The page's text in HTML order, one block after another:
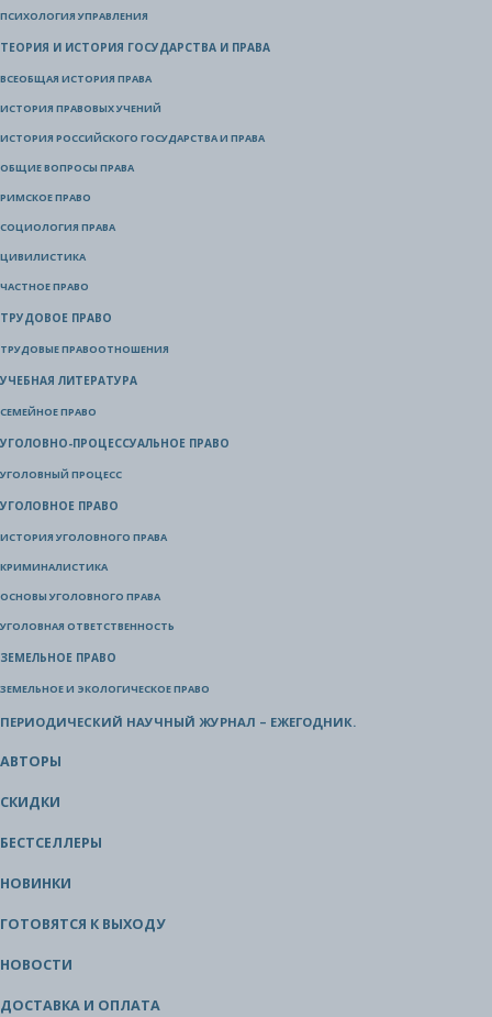
ПСИХОЛОГИЯ УПРАВЛЕНИЯ
ТЕОРИЯ И ИСТОРИЯ ГОСУДАРСТВА И ПРАВА
ВСЕОБЩАЯ ИСТОРИЯ ПРАВА
ИСТОРИЯ ПРАВОВЫХ УЧЕНИЙ
ИСТОРИЯ РОССИЙСКОГО ГОСУДАРСТВА И ПРАВА
ОБЩИЕ ВОПРОСЫ ПРАВА
РИМСКОЕ ПРАВО
СОЦИОЛОГИЯ ПРАВА
ЦИВИЛИСТИКА
ЧАСТНОЕ ПРАВО
ТРУДОВОЕ ПРАВО
ТРУДОВЫЕ ПРАВООТНОШЕНИЯ
УЧЕБНАЯ ЛИТЕРАТУРА
СЕМЕЙНОЕ ПРАВО
УГОЛОВНО-ПРОЦЕССУАЛЬНОЕ ПРАВО
УГОЛОВНЫЙ ПРОЦЕСС
УГОЛОВНОЕ ПРАВО
ИСТОРИЯ УГОЛОВНОГО ПРАВА
КРИМИНАЛИСТИКА
ОСНОВЫ УГОЛОВНОГО ПРАВА
УГОЛОВНАЯ ОТВЕТСТВЕННОСТЬ
ЗЕМЕЛЬНОЕ ПРАВО
ЗЕМЕЛЬНОЕ И ЭКОЛОГИЧЕСКОЕ ПРАВО
ПЕРИОДИЧЕСКИЙ НАУЧНЫЙ ЖУРНАЛ – ЕЖЕГОДНИК.
АВТОРЫ
СКИДКИ
БЕСТСЕЛЛЕРЫ
НОВИНКИ
ГОТОВЯТСЯ К ВЫХОДУ
НОВОСТИ
ДОСТАВКА И ОПЛАТА